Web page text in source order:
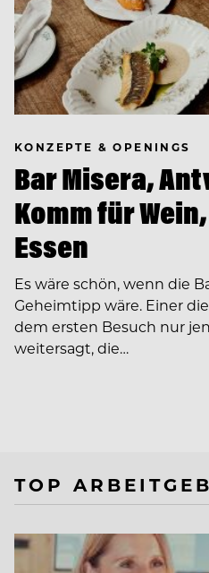
KONZEPTE & OPENINGS
Bar Misera,
Komm für
Essen
Es wäre schön, wenn die
Geheimtipp wäre. Einer
dem ersten Besuch nur
weitersagt, die…
TOP